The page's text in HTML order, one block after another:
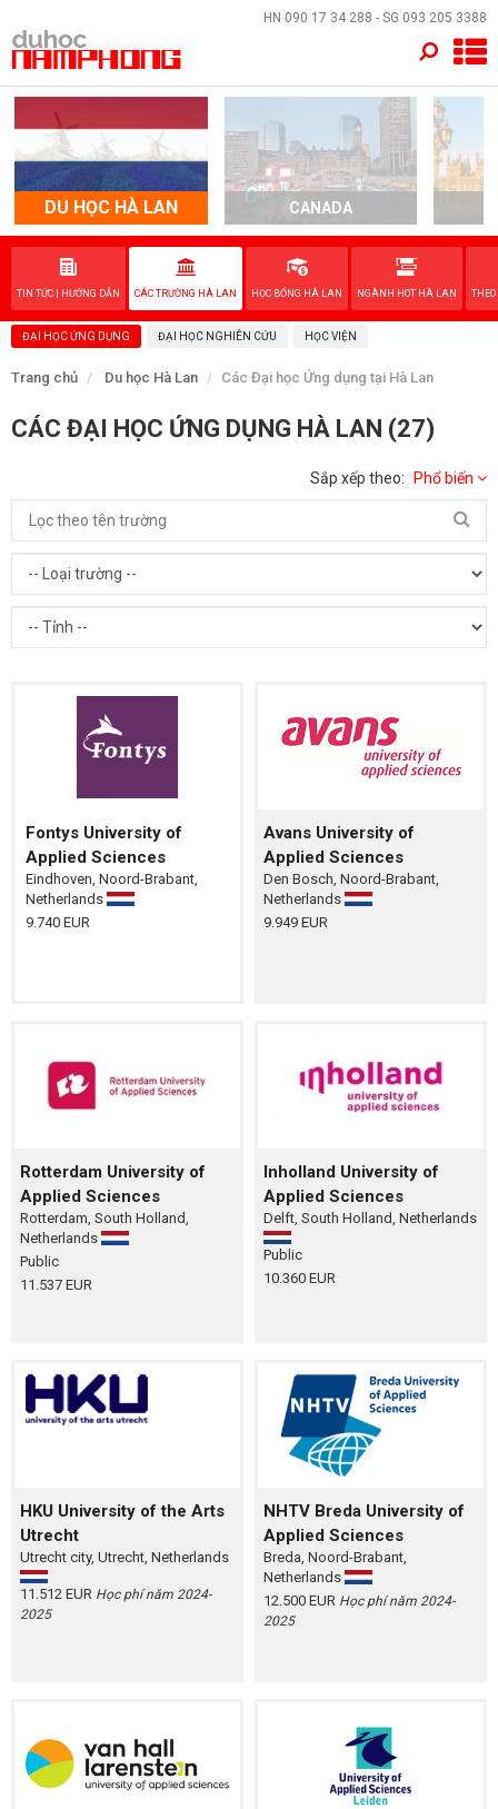
HN 090 17 34 288 - SG 093 205 3388
DU HỌC HÀ LAN CANADA
TIN TỨC | HƯỚNG DẪN CÁC TRƯỜNG HÀ LAN HỌC BỔNG HÀ LAN NGÀNH HOT HÀ LAN
ĐẠI HỌC ỨNG DỤNG ĐẠI HỌC NGHIÊN CỨU HỌC VIỆN
Trang chủ Du học Hà Lan Các Đại học Ứng dụng tại Hà Lan
CÁC ĐẠI HỌC ỨNG DỤNG HÀ LAN (27)
Sắp xếp theo: Phổ biến
Fontys University of
Applied Sciences
Eindhoven, Noord-Brabant,
Netherlands
9.740 EUR
Avans University of
Applied Sciences
Den Bosch, Noord-Brabant,
Netherlands
9.949 EUR
Rotterdam University of
Applied Sciences
Rotterdam, South Holland,
Netherlands
Public
11.537 EUR
Inholland University of
Applied Sciences
Delft, South Holland, Netherlands
Public
10.360 EUR
HKU University of the Arts
Utrecht
Utrecht city, Utrecht, Netherlands
11.512 EUR Học phí năm 2024-
2025
NHTV Breda University of
Applied Sciences
Breda, Noord-Brabant,
Netherlands
12.500 EUR Học phí năm 2024-
2025
×
TRANG CHỦ
QUỐC GIA
DỊCH VỤ
VỀ NAM PHONG